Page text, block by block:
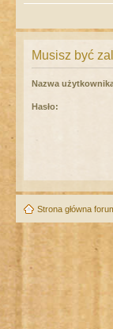
Musisz być
Nazwa
Hasło:
Strona główna